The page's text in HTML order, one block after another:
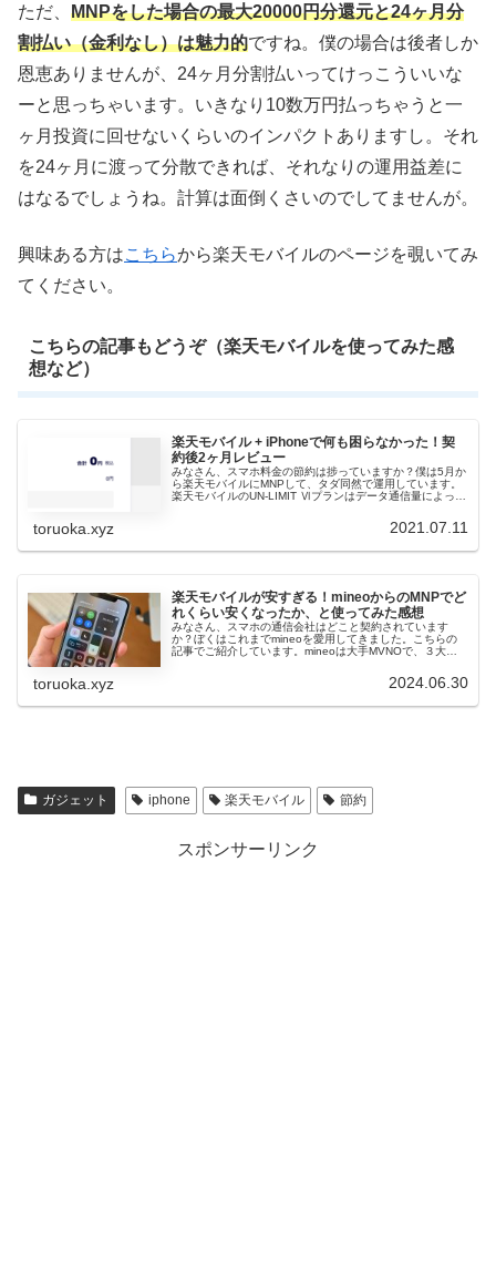
ただ、 MNPをした場合の最大20000円分還元と24ヶ月分
割払い（金利なし）は魅力的ですね。僕の場合は後者しか
恩恵ありませんが、24ヶ月分割払いってけっこういいな
ーと思っちゃいます。いきなり10数万円払っちゃうと一
ヶ月投資に回せないくらいのインパクトありますし。それ
を24ヶ月に渡って分散できれば、それなりの運用益差に
はなるでしょうね。計算は面倒くさいのでしてませんが。
興味ある方はこちらから楽天モバイルのページを覗いてみ
てください。
こちらの記事もどうぞ（楽天モバイルを使ってみた感
想など）
楽天モバイル + iPhoneで何も困らなかった！契
約後2ヶ月レビュー
みなさん、スマホ料金の節約は捗っていますか？僕は5月か
ら楽天モバイルにMNPして、タダ同然で運用しています。
楽天モバイルのUN-LIMIT Ⅵプランはデータ通信量によって
toruoka.xyz 2021.07.11
楽天モバイルが安すぎる！mineoからのMNPでど
れくらい安くなったか、と使ってみた感想
みなさん、スマホの通信会社はどこと契約されています
か？ぼくはこれまでmineoを愛用してきました。こちらの
記事でご紹介しています。mineoは大手MVNOで、３大キ
toruoka.xyz 2024.06.30
ガジェット iphone 楽天モバイル 節約
スポンサーリンク